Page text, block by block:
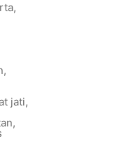
,
,
jati,
,